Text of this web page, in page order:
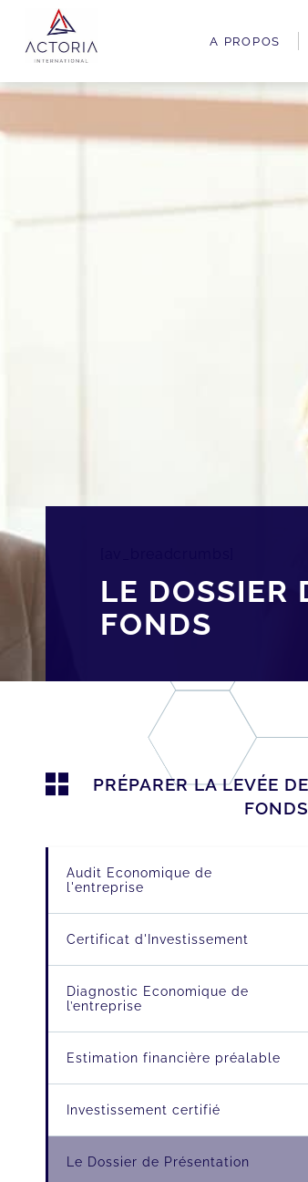
A PROPOS
LE DOSSIER
FONDS
PRÉPARER LA LEVÉE DE
FONDS
Audit Economique de
l'entreprise
Certificat d'Investissement
Diagnostic Economique de
l’entreprise
Estimation financière préalable
Investissement certifié
Le Dossier de Présentation